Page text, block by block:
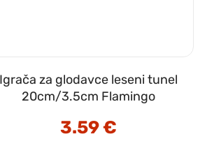
Igrača za glodavce leseni tunel
20cm/3.5cm Flamingo
3.59€